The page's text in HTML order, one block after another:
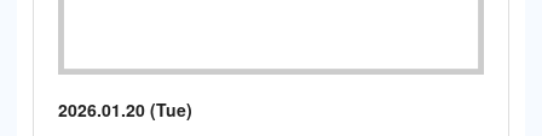
2026.01.20 (Tue)